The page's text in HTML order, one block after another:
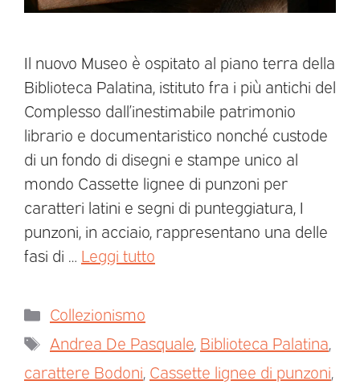
Il nuovo Museo è ospitato al piano terra della
Biblioteca Palatina, istituto fra i più antichi del
Complesso dall’inestimabile patrimonio
librario e documentaristico nonché custode
di un fondo di disegni e stampe unico al
mondo Cassette lignee di punzoni per
caratteri latini e segni di punteggiatura, I
punzoni, in acciaio, rappresentano una delle
fasi di … Leggi tutto
Collezionismo
Andrea De Pasquale, Biblioteca Palatina,
carattere Bodoni, Cassette lignee di punzoni,